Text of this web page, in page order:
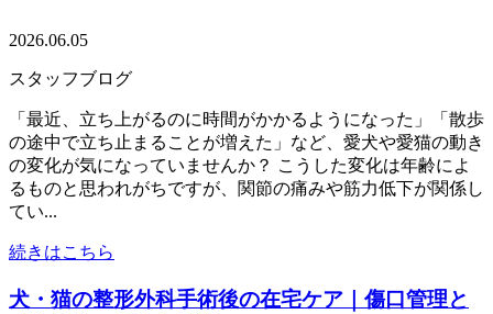
2026.06.05
スタッフブログ
「最近、立ち上がるのに時間がかかるようになった」「散歩
の途中で立ち止まることが増えた」など、愛犬や愛猫の動き
の変化が気になっていませんか？ こうした変化は年齢によ
るものと思われがちですが、関節の痛みや筋力低下が関係し
てい...
続きはこちら
犬・猫の整形外科手術後の在宅ケア｜傷口管理と